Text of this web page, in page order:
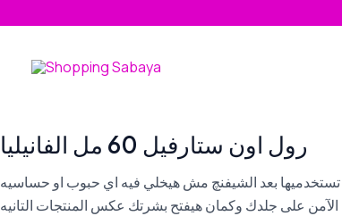
content
رول اون ستارفيل 60 مل الفانيليا
درجه تفتيح جميله زيه وافضل حاجة تستخدميها بعد الشيفنچ مش هيخلي فيه اي حبوب او حساسيه
على جلدك وكمان هيفتح بشرتك عكس المنتجات التانيه